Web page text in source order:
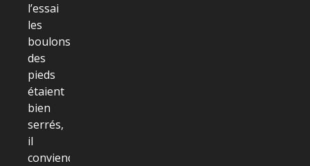
l’essai
les
boulons
des
pieds
étaient
bien
serrés,
il
conviendra